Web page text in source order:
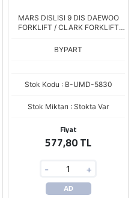
MARS DISLISI 9 DIS DAEWOO
FORKLIFT / CLARK FORKLIFT
BYPART
Stok Kodu : B-UMD-5830
Stok Miktarı : Stokta Var
Fiyat
577,80 TL
- +
AD